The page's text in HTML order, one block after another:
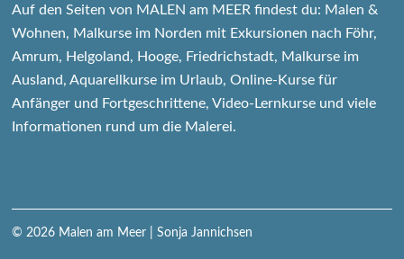
Auf den Seiten von MALEN am MEER findest du: Malen &
Wohnen, Malkurse im Norden mit Exkursionen nach Föhr,
Amrum, Helgoland, Hooge, Friedrichstadt, Malkurse im
Ausland, Aquarellkurse im Urlaub, Online-Kurse für
Anfänger und Fortgeschrittene, Video-Lernkurse und viele
Informationen rund um die Malerei.
© 2026 Malen am Meer | Sonja Jannichsen